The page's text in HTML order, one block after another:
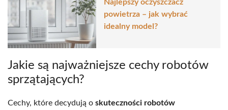
Najlepszy oczyszczacz
powietrza – jak wybrać
idealny model?
Jakie są najważniejsze cechy robotów
sprzątających?
Cechy, które decydują o skuteczności robotów